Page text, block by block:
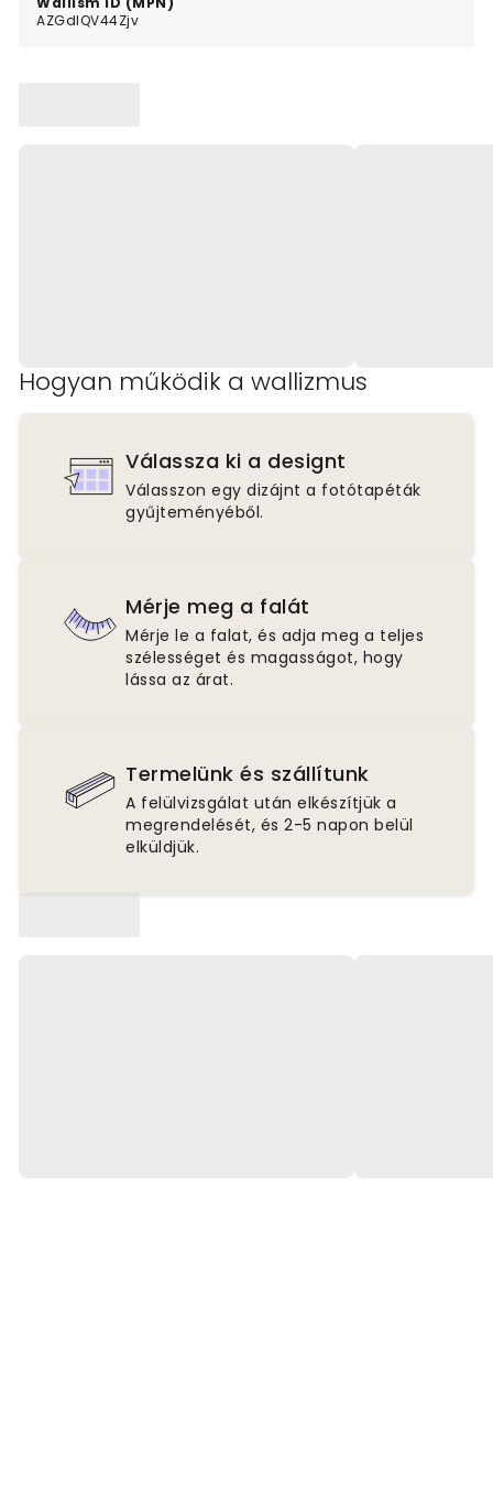
AZGdlQV44Zjv
Hogyan működik a wallizmus
Válassza ki a designt
Válasszon egy dizájnt a fotótapéták
gyűjteményéből.
Mérje meg a falát
Mérje le a falat, és adja meg a teljes
szélességet és magasságot, hogy
lássa az árat.
Termelünk és szállítunk
A felülvizsgálat után elkészítjük a
megrendelését, és 2-5 napon belül
elküldjük.